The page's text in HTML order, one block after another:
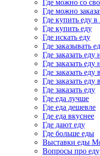
Где можно со
Где можно
Где купить еду
Где купить еду
Где искать еду
Где заказывать
Где заказать еду
Где заказать
Где заказать еду
Где заказать
Где заказать еду
Где еда лучше
Где еда дешевле
Где еда вкуснее
Где дают еду
Где больше еды
Выставки еды
Вопросы про еду